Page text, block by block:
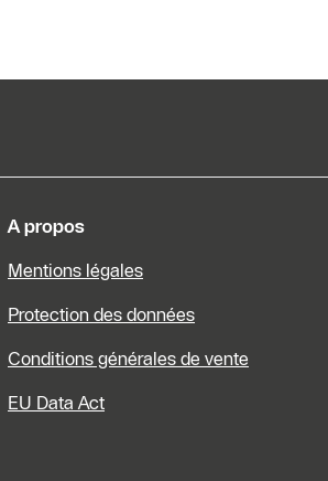
A propos
Mentions légales
Protection des données
Conditions générales de vente
EU Data Act